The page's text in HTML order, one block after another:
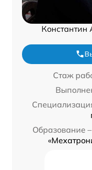
Константин
Стаж
Образование –